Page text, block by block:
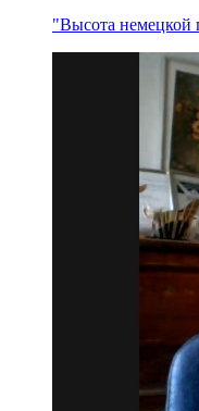
"Высота немецкой